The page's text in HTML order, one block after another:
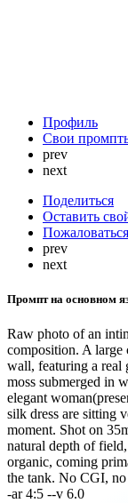
Профиль
Свои
prev
next
Поделиться
Оставить
Пожаловаться
prev
next
Промпт на основном
Raw photo of an
composition. A large
wall, featuring a real
moss submerged in
elegant
silk dress are sitting
moment. Shot on
natural depth of
organic, coming
the tank. No CGI,
-ar 4:5 --v 6.0